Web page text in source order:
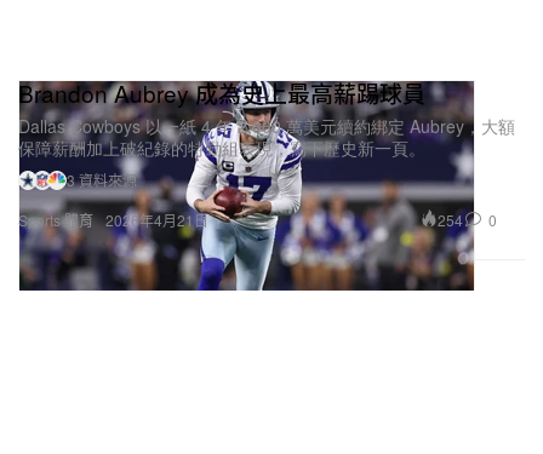
Sports 體育
Brandon Aubrey 成為史上最高薪踢球員
Dallas Cowboys 以一紙 4 年 2,800 萬美元續約綁定 Aubrey，大額
保障薪酬加上破紀錄的特勤組表現，寫下歷史新一頁。
3 資料來源
2026年4月21日
254 0